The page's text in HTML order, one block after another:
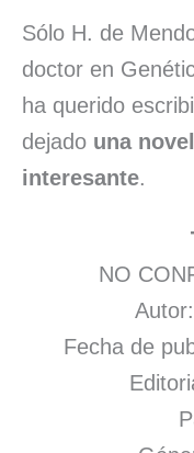
Sólo H. de
doctor en
ha querido
dejado una
interesante.
NO
Fecha de